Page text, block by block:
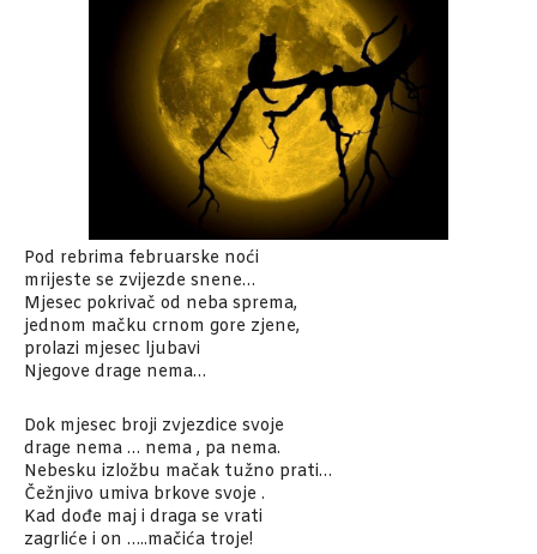
Pod rebrima februarske noći
mrijeste se zvijezde snene…
Mjesec pokrivač od neba sprema,
jednom mačku crnom gore zjene,
prolazi mjesec ljubavi
Njegove drage nema…
Dok mjesec broji zvjezdice svoje
drage nema … nema , pa nema.
Nebesku izložbu mačak tužno prati…
Čežnjivo umiva brkove svoje .
Kad dođe maj i draga se vrati
zagrliće i on …..mačića troje!